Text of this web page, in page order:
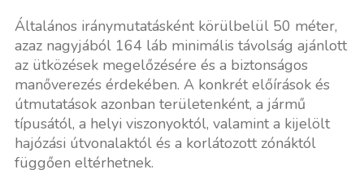
Általános iránymutatásként körülbelül 50 méter,
azaz nagyjából 164 láb minimális távolság ajánlott
az ütközések megelőzésére és a biztonságos
manőverezés érdekében. A konkrét előírások és
útmutatások azonban területenként, a jármű
típusától, a helyi viszonyoktól, valamint a kijelölt
hajózási útvonalaktól és a korlátozott zónáktól
függően eltérhetnek.